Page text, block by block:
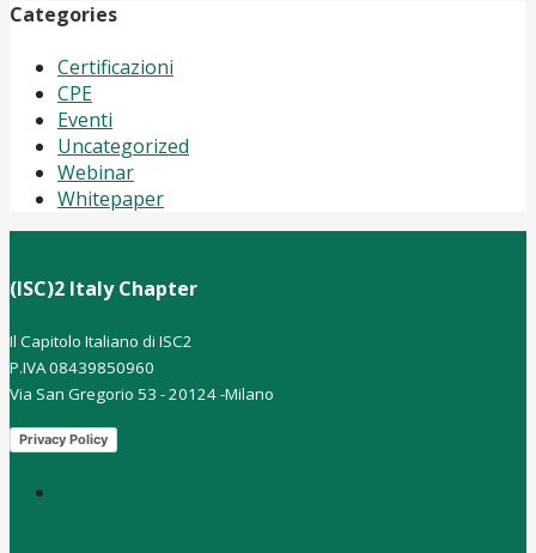
Categories
Certificazioni
CPE
Eventi
Uncategorized
Webinar
Whitepaper
(ISC)2 Italy Chapter
Il Capitolo Italiano di ISC2
P.IVA 08439850960
Via San Gregorio 53 - 20124 -Milano
Privacy Policy